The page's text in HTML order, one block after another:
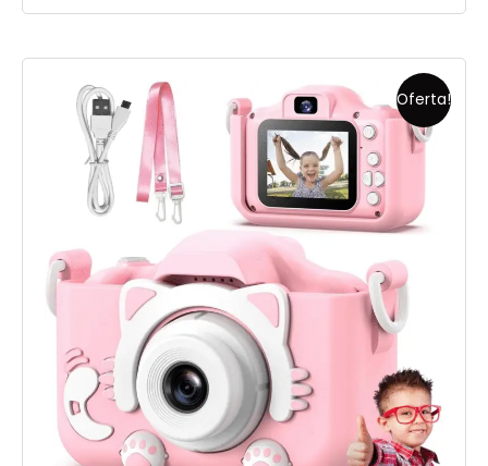
Oferta!